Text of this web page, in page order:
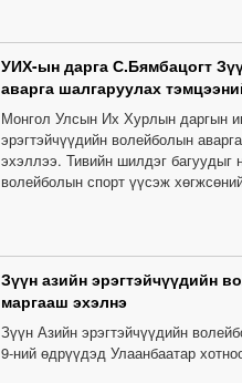
УИХ-ын дарга С.Бямбацогт
аварга шалгаруулах
Монгол Улсын Их Хурлын даргын
эрэгтэйчүүдийн волейболын
эхэллээ. Тивийн шилдэг багуудыг
волейболын спорт үүсэж
Зүүн азийн эрэгтэйчүүдийн
маргааш эхэлнэ
Зүүн Азийн эрэгтэйчүүдийн
9-ний өдрүүдэд Улаанбаатар